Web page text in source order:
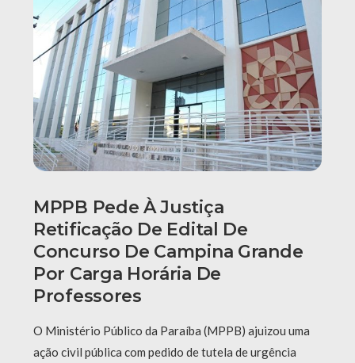
MPPB Pede À Justiça
Retificação De Edital De
Concurso De Campina Grande
Por Carga Horária De
Professores
O Ministério Público da Paraíba (MPPB) ajuizou uma
ação civil pública com pedido de tutela de urgência